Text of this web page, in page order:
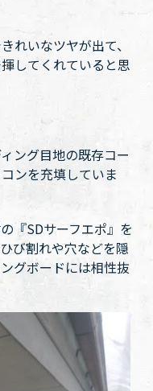
れいなツヤが出て、
してくれていると思
ング目地の既存コー
ンを充填していま
『SDサーフエポ』を
び割れや穴などを隠
グボードには相性抜